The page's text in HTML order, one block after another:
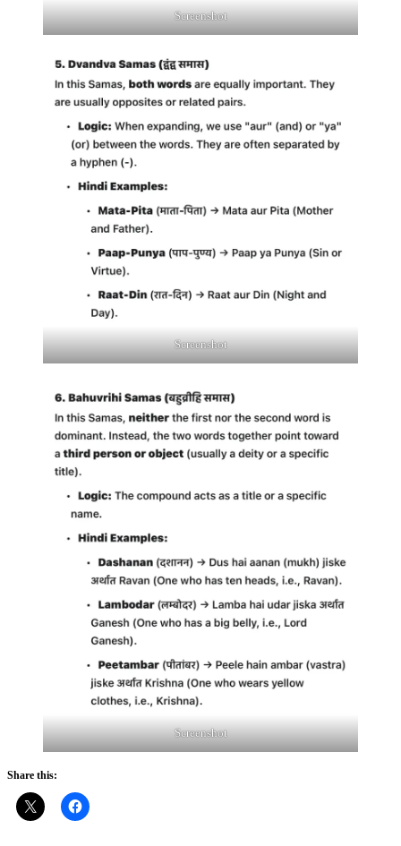
Screenshot
Screenshot
Screenshot
Share this: